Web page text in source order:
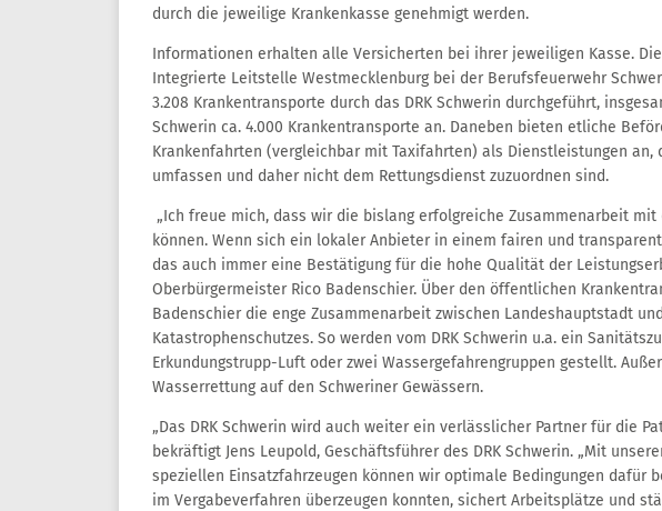
durch die jeweilige Krankenkasse genehmigt werden.
Informationen erhalten alle Versicherten bei ihrer jeweiligen Kasse.
Integrierte Leitstelle Westmecklenburg bei der Berufsfeuerwehr
3.208 Krankentransporte durch das DRK Schwerin durchgeführt,
Schwerin ca. 4.000 Krankentransporte an. Daneben bieten etliche
Krankenfahrten (vergleichbar mit Taxifahrten) als Dienstleistungen an,
umfassen und daher nicht dem Rettungsdienst zuzuordnen sind.
„Ich freue mich, dass wir die bislang erfolgreiche Zusammenarbeit mit
können. Wenn sich ein lokaler Anbieter in einem fairen und
das auch immer eine Bestätigung für die hohe Qualität der
Oberbürgermeister Rico Badenschier. Über den öffentlichen
Badenschier die enge Zusammenarbeit zwischen Landeshauptstadt
Katastrophenschutzes. So werden vom DRK Schwerin u.a. ein
Erkundungstrupp-Luft oder zwei Wassergefahrengruppen gestellt.
Wasserrettung auf den Schweriner Gewässern.
„Das DRK Schwerin wird auch weiter ein verlässlicher Partner für die
bekräftigt Jens Leupold, Geschäftsführer des DRK Schwerin. „Mit
speziellen Einsatzfahrzeugen können wir optimale Bedingungen dafür
im Vergabeverfahren überzeugen konnten, sichert Arbeitsplätze und